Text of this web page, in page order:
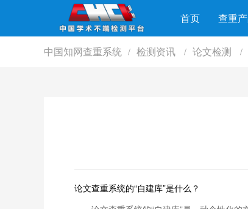
首页 查重
中国知网查重系统 / 检测资讯 / 论文检测 /
论文查重系统的“自建库”是什么？